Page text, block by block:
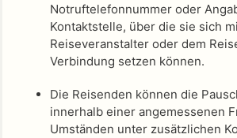
Notruftelefonnummer oder
Kontaktstelle, über die sie sich
Reiseveranstalter oder dem
Verbindung setzen können.
Die Reisenden können die
innerhalb einer angemessenen
Umständen unter zusätzlichen